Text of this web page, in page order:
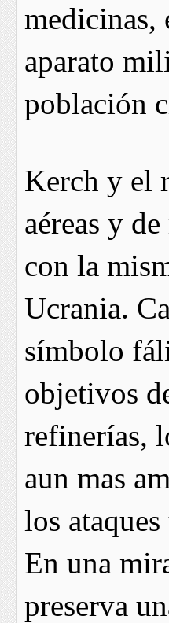
medicinas,
aparato
población
Kerch y el
aéreas y
con la
Ucrania.
símbolo
objetivos
refinerías,
aun mas
los
En una
preserva